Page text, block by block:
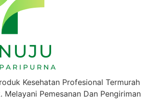
Kesehatan Profesional Termurah
Melayani Pemesanan Dan Pengiriman